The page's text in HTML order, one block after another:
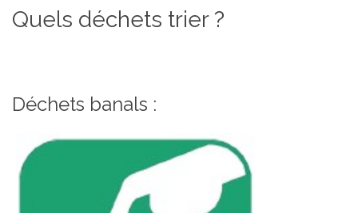
Quels déchets trier ?
Déchets banals :